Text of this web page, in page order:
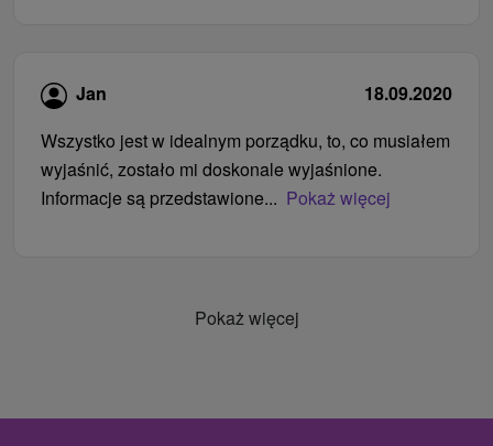
Jan
18.09.2020
Wszystko jest w idealnym porządku, to, co musiałem
wyjaśnić, zostało mi doskonale wyjaśnione.
Informacje są przedstawione... Pokaż więcej
Pokaż więcej